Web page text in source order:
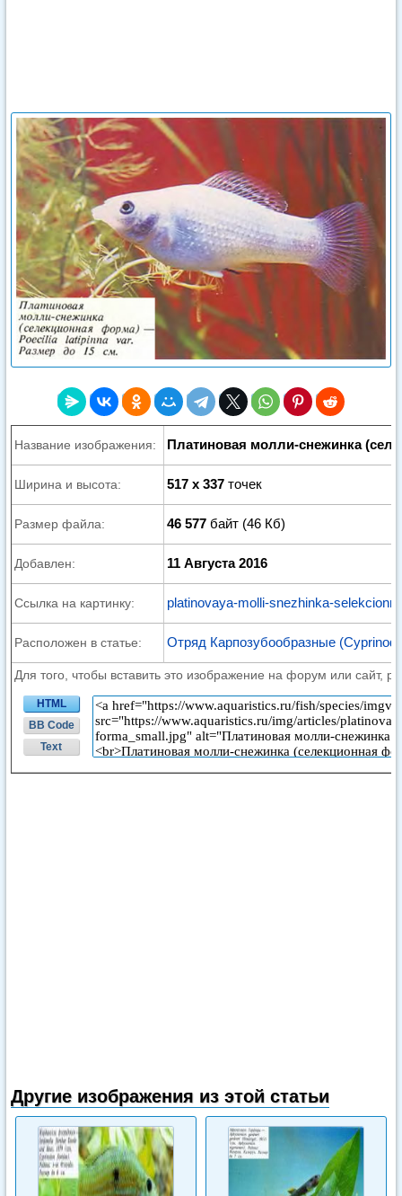
Название изображения: Платиновая молли-снежинка
Ширина и высота: 517 x 337 точек
Размер файла: 46 577 байт (46 Кб)
Добавлен: 11 Августа 2016
Ссылка на картинку: platinovaya-molli-snezhinka-
Расположен в статье: Отряд Карпозубообразные
Для того, чтобы вставить это изображение на форум или сайт,
HTML
BB Code
Text
Другие изображения из этой статьи